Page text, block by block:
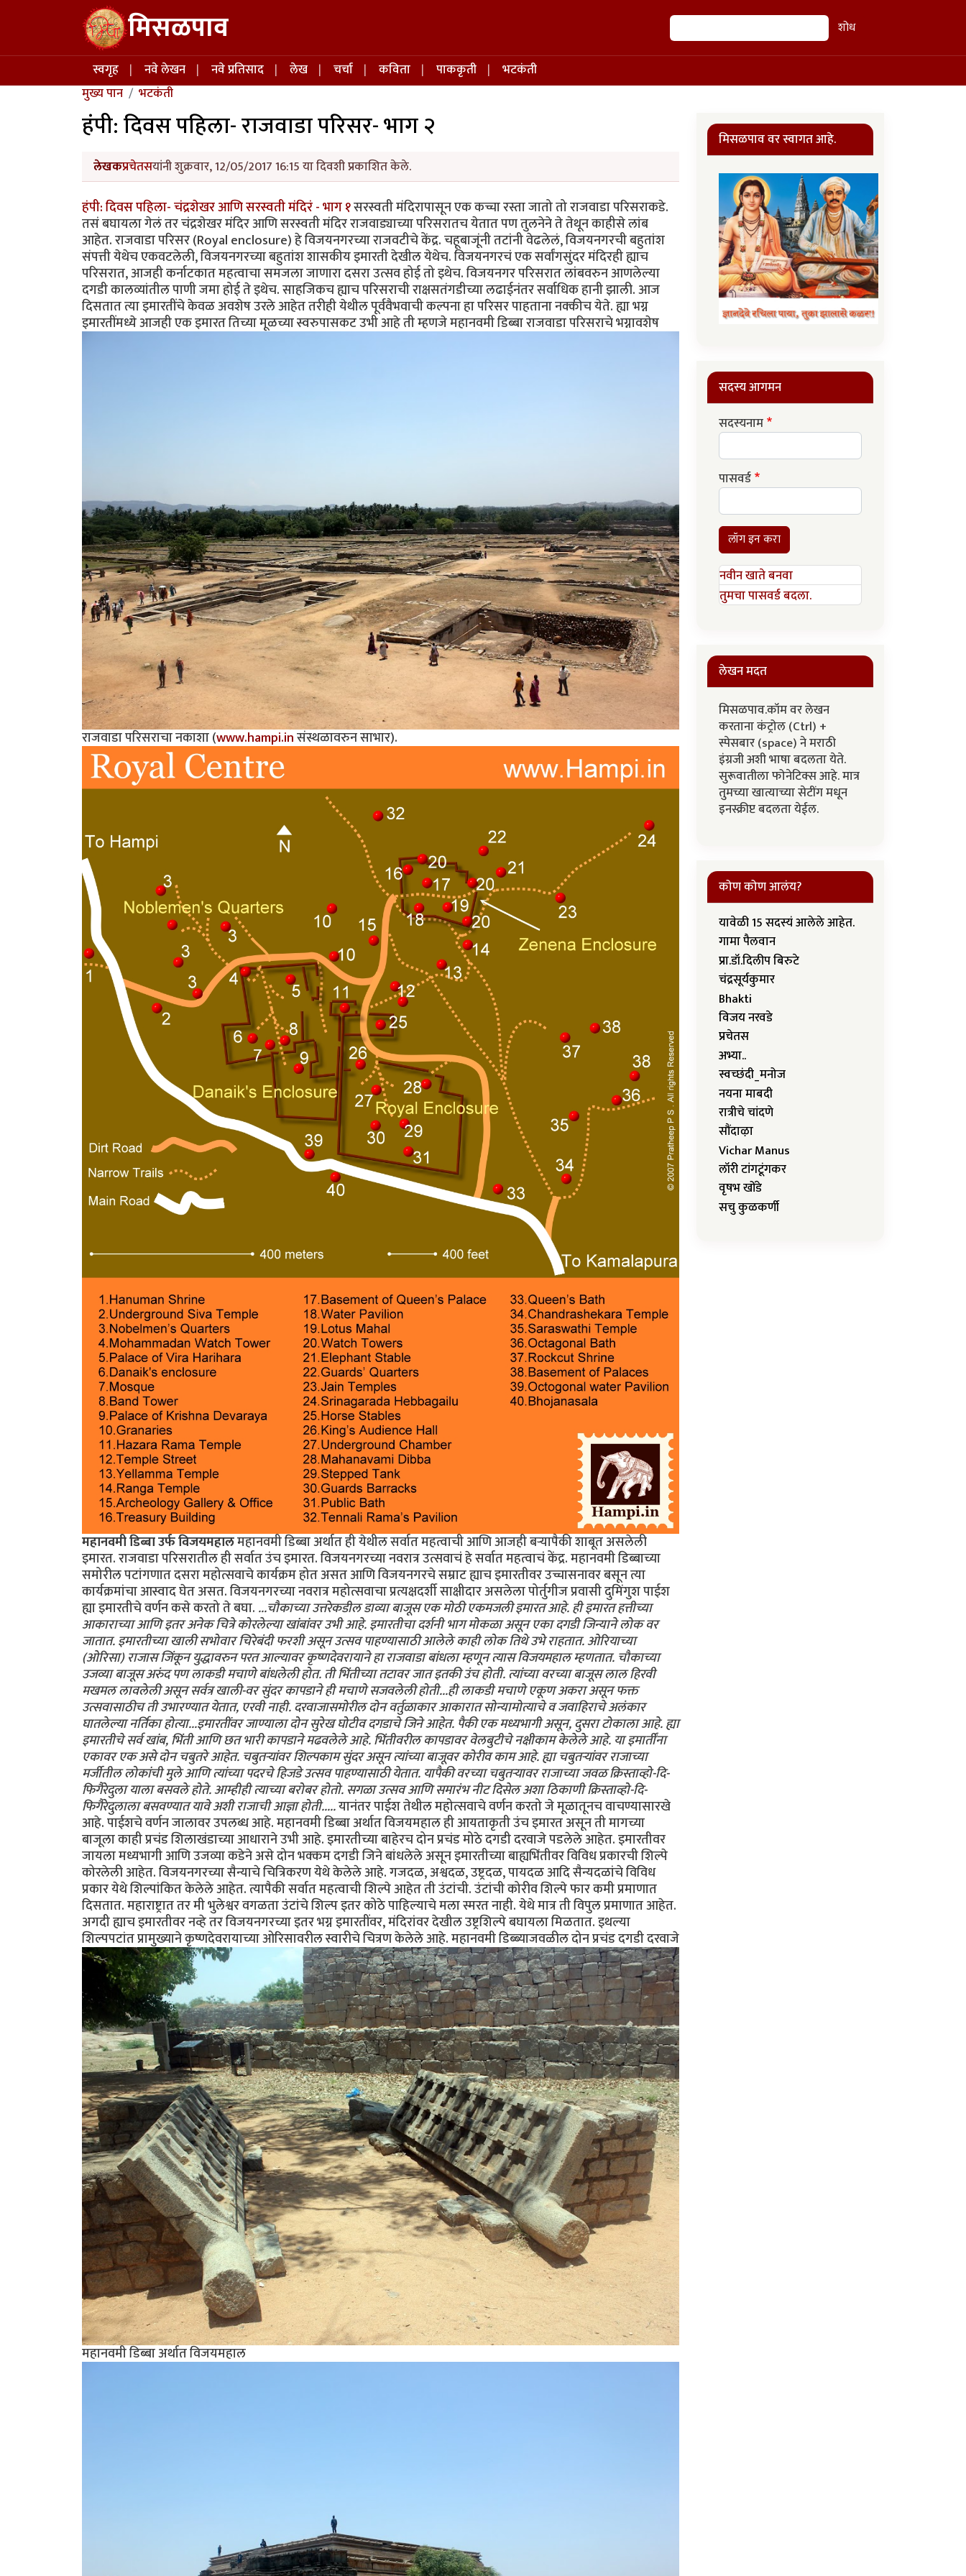
Skip to main content मिसळपाव शोध शोध
Main navigation
स्वगृह नवे लेखन नवे प्रतिसाद लेख चर्चा कविता पाककृती
भटकंती
मुख्य पान
भटकंती
हंपी: दिवस पहिला- राजवाडा परिसर- भाग २
लेखकप्रचेतसयांनी शुक्रवार, 12/05/2017 16:15 या दिवशी प्रकाशित केले.
हंपी: दिवस पहिला- चंद्रशेखर आणि सरस्वती मंदिरं - भाग १सरस्वती मंदिरापासून एक कच्चा रस्ता जातो तो राजवाडा परिसराकडे.
तसं बघायला गेलं तर चंद्रशेखर मंदिर आणि सरस्वती मंदिर राजवाड्याच्या परिसरातच येतात पण तुलनेने ते तेथून काहीसे लांब
आहेत. राजवाडा परिसर (Royal enclosure) हे विजयनगरच्या राजवटीचे केंद्र. चहूबाजूंनी तटांनी वेढलेलं, विजयनगरची बहुतांश
संपत्ती येथेच एकवटलेली, विजयनगरच्या बहुतांश शासकीय इमारती देखील येथेच. विजयनगरचं एक सर्वांगसुंदर मंदिरही ह्याच
परिसरात, आजही कर्नाटकात महत्वाचा समजला जाणारा दसरा उत्सव होई तो इथेच. विजयनगर परिसरात लांबवरुन आणलेल्या
दगडी कालव्यांतील पाणी जमा होई ते इथेच. साहजिकच ह्याच परिसराची राक्षसतंगडीच्या लढाईनंतर सर्वाधिक हानी झाली. आज
दिसतात त्या इमारतींचे केवळ अवशेष उरले आहेत तरीही येथील पूर्ववैभवाची कल्पना हा परिसर पाहताना नक्कीच येते. ह्या भग्न
इमारतींमध्ये आजही एक इमारत तिच्या मूळच्या स्वरुपासकट उभी आहे ती म्हणजे महानवमी डिब्बा राजवाडा परिसराचे भग्नावशेष
राजवाडा परिसराचा नकाशा (www.hampi.inसंस्थळावरुन साभार).
महानवमी डिब्बा उर्फ विजयमहालमहानवमी डिब्बा अर्थात ही येथील सर्वात महत्वाची आणि आजही बर्‍यापैकी शाबूत असलेली
इमारत. राजवाडा परिसरातील ही सर्वात उंच इमारत. विजयनगरच्या नवरात्र उत्सवाचं हे सर्वात महत्वाचं केंद्र. महानवमी डिब्बाच्या
समोरील पटांगणात दसरा महोत्सवाचे कार्यक्रम होत असत आणि विजयनगरचे सम्राट ह्याच इमारतीवर उच्चासनावर बसून त्या
कार्यक्रमांचा आस्वाद घेत असत. विजयनगरच्या नवरात्र महोत्सवाचा प्रत्यक्षदर्शी साक्षीदार असलेला पोर्तुगीज प्रवासी दुमिंगुश पाईश
ह्या इमारतीचे वर्णन कसे करतो ते बघा....चौकाच्या उत्तरेकडील डाव्या बाजूस एक मोठी एकमजली इमारत आहे. ही इमारत हत्तीच्या
आकाराच्या आणि इतर अनेक चित्रे कोरलेल्या खांबांवर उभी आहे. इमारतीचा दर्शनी भाग मोकळा असून एका दगडी जिन्याने लोक वर
जातात. इमारतीच्या खाली सभोवार चिरेबंदी फरशी असून उत्सव पाहण्यासाठी आलेले काही लोक तिथे उभे राहतात. ओरियाच्या
(ओरिसा) राजास जिंकून युद्धावरुन परत आल्यावर कृष्णदेवरायाने हा राजवाडा बांधला म्हणून त्यास विजयमहाल म्हणतात. चौकाच्या
उजव्या बाजूस अरुंद पण लाकडी मचाणे बांधलेली होत. ती भिंतीच्या तटावर जात इतकी उंच होती. त्यांच्या वरच्या बाजूस लाल हिरवी
मखमल लावलेली असून सर्वत्र खाली-वर सुंदर कापडाने ही मचाणे सजवलेली होती...ही लाकडी मचाणे एकूण अकरा असून फक्त
उत्सवासाठीच ती उभारण्यात येतात, एरवी नाही. दरवाजासमोरील दोन वर्तुळाकार आकारात सोन्यामोत्याचे व जवाहिराचे अलंकार
घातलेल्या नर्तिका होत्या...इमारतींवर जाण्याला दोन सुरेख घोटीव दगडाचे जिने आहेत. पैकी एक मध्यभागी असून, दुसरा टोकाला आहे. ह्या
इमारतीचे सर्व खांब, भिंती आणि छत भारी कापडाने मढवलेले आहे. भिंतीवरील कापडावर वेलबुटीचे नक्षीकाम केलेले आहे. या इमार्तींना
एकावर एक असे दोन चबुतरे आहेत. चबुतर्‍यांवर शिल्पकाम सुंदर असून त्यांच्या बाजूवर कोरीव काम आहे. ह्या चबुतर्‍यांवर राजाच्या
मर्जीतील लोकांची मुले आणि त्यांच्या पदरचे हिजडे उत्सव पाहण्यासाठी येतात. यापैकी वरच्या चबुतर्‍यावर राजाच्या जवळ क्रिस्ताव्हो-दि-
फिगैरेदुला याला बसवले होते. आम्हीही त्याच्या बरोबर होतो. सगळा उत्सव आणि समारंभ नीट दिसेल अशा ठिकाणी क्रिस्ताव्हो-दि-
फिगैरेदुलाला बसवण्यात यावे अशी राजाची आज्ञा होती.....यानंतर पाईश तेथील महोत्सवाचे वर्णन करतो जे मूळातूनच वाचण्यासारखे
आहे. पाईशचे वर्णन जालावर उपलब्ध आहे. महानवमी डिब्बा अर्थात विजयमहाल ही आयताकृती उंच इमारत असून ती मागच्या
बाजूला काही प्रचंड शिलाखंडाच्या आधाराने उभी आहे. इमारतीच्या बाहेरच दोन प्रचंड मोठे दगडी दरवाजे पडलेले आहेत. इमारतीवर
जायला मध्यभागी आणि उजव्या कडेने असे दोन भक्कम दगडी जिने बांधलेले असून इमारतीच्या बाह्यभिंतीवर विविध प्रकारची शिल्पे
कोरलेली आहेत. विजयनगरच्या सैन्याचे चित्रिकरण येथे केलेले आहे. गजदळ, अश्वदळ, उष्ट्रदळ, पायदळ आदि सैन्यदळांचे विविध
प्रकार येथे शिल्पांकित केलेले आहेत. त्यापैकी सर्वात महत्वाची शिल्पे आहेत ती उंटांची. उंटांची कोरीव शिल्पे फार कमी प्रमाणात
दिसतात. महाराष्ट्रात तर मी भुलेश्वर वगळता उंटांचे शिल्प इतर कोठे पाहिल्याचे मला स्मरत नाही. येथे मात्र ती विपुल प्रमाणात आहेत.
अगदी ह्याच इमारतीवर नव्हे तर विजयनगरच्या इतर भग्न इमारतींवर, मंदिरांवर देखील उष्ट्रशिल्पे बघायला मिळतात. इथल्या
शिल्पपटांत प्रामुख्याने कृष्णदेवरायाच्या ओरिसावरील स्वारीचे चित्रण केलेले आहे. महानवमी डिब्ब्याजवळील दोन प्रचंड दगडी दरवाजे
महानवमी डिब्बा अर्थात विजयमहाल
मिसळपाव वर स्वागत आहे.
सदस्य आगमन
सदस्यनाम
पासवर्ड
लॉग इन करा
नवीन खाते बनवा
तुमचा पासवर्ड बदला.
लेखन मदत
मिसळपाव.कॉम वर लेखन
करताना कंट्रोल (Ctrl) +
स्पेसबार (space) ने मराठी
इंग्रजी अशी भाषा बदलता येते.
सुरूवातीला फोनेटिक्स आहे. मात्र
तुमच्या खात्याच्या सेटींग मधून
इनस्क्रीप्ट बदलता येईल.
कोण कोण आलंय?
यावेळी 15 सदस्यं आलेले आहेत.
गामा पैलवान
प्रा.डॉ.दिलीप बिरुटे
चंद्रसूर्यकुमार
Bhakti
विजय नरवडे
प्रचेतस
अभ्या..
स्वच्छंदी_मनोज
नयना माबदी
रात्रीचे चांदणे
सौंदाऴा
Vichar Manus
लॉरी टांगटूंगकर
वृषभ खोंडे
सचु कुळकर्णी